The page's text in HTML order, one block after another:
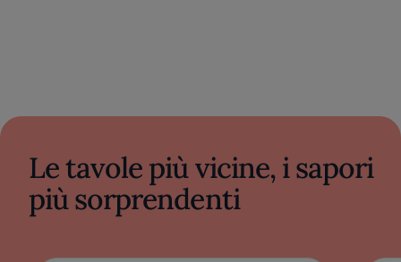
Le tavole più vicine, i sapori
più sorprendenti